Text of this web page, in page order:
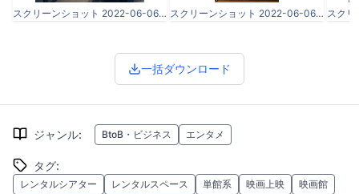
スクリーンショット 2022-06-06 16.18.53.png スクリーンショット 2022-06-06 16.24.13.png
一括ダウンロード
ジャンル: BtoB・ビジネス エンタメ
タグ:
レンタルシアター レンタルスペース 単館系 映画上映
映画館